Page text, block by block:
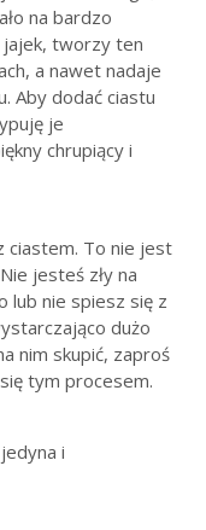
na bardzo
jajek, tworzy ten
a nawet nadaje
Aby dodać ciastu
je
chrupiący i
ciastem. To nie jest
jesteś zły na
lub nie spiesz się z
dużo
nim skupić, zaproś
tym procesem.
i